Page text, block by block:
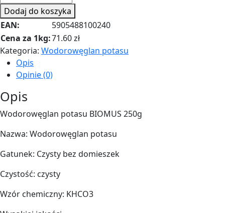
Wodorowęglan
potasu
250g
Dodaj do koszyka
EAN:
5905488100240
Cena za 1kg:71.60 zł
Kategoria: Wodorowęglan potasu
Opis
Opinie (0)
Opis
Wodorowęglan potasu BIOMUS 250g
Nazwa: Wodorowęglan potasu
Gatunek: Czysty bez domieszek
Czystość: czysty
Wzór chemiczny: KHCO3